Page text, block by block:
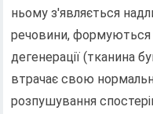
ньому з'являється
речовини, формуються
дегенерації (тканина
втрачає свою
розпушування